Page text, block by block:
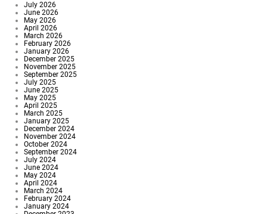
July 2026
June 2026
May 2026
April 2026
March 2026
February 2026
January 2026
December 2025
November 2025
September 2025
July 2025
June 2025
May 2025
April 2025
March 2025
January 2025
December 2024
November 2024
October 2024
September 2024
July 2024
June 2024
May 2024
April 2024
March 2024
February 2024
January 2024